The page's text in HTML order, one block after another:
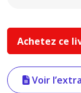
Achetez ce
Voir